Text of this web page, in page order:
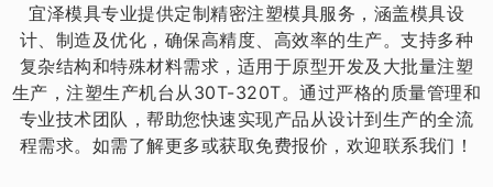
宜泽模具专业提供定制精密注塑模具服务，涵盖模具设
计、制造及优化，确保高精度、高效率的生产。支持多种
复杂结构和特殊材料需求，适用于原型开发及大批量注塑
生产，注塑生产机台从30T-320T。通过严格的质量管理和
专业技术团队，帮助您快速实现产品从设计到生产的全流
程需求。如需了解更多或获取免费报价，欢迎联系我们！